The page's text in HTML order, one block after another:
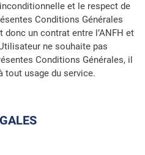
et le respect de
Conditions Générales
un contrat entre l’ANFH et
ne souhaite pas
Conditions Générales, il
tout usage du service.